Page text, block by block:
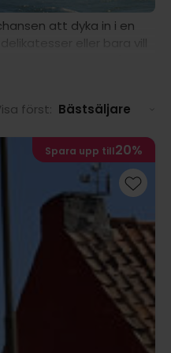
att dyka in i en
eller bara vill
stunder med våra
först: Bästsäljare
Spara upp till20%